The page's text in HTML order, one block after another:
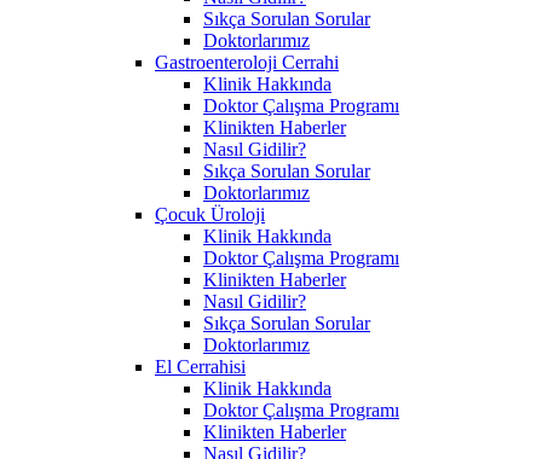
Sıkça Sorulan Sorular
Doktorlarımız
Gastroenteroloji Cerrahi
Klinik Hakkında
Doktor Çalışma Programı
Klinikten Haberler
Nasıl Gidilir?
Sıkça Sorulan Sorular
Doktorlarımız
Çocuk Üroloji
Klinik Hakkında
Doktor Çalışma Programı
Klinikten Haberler
Nasıl Gidilir?
Sıkça Sorulan Sorular
Doktorlarımız
El Cerrahisi
Klinik Hakkında
Doktor Çalışma Programı
Klinikten Haberler
Nasıl Gidilir?